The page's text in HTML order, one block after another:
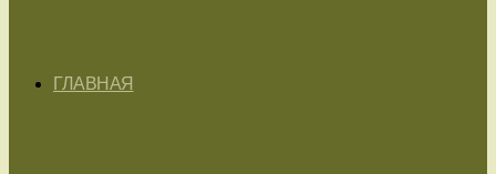
ГЛАВНАЯ